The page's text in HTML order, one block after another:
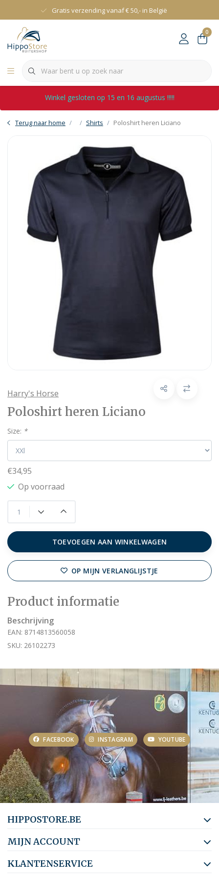
Gratis verzending vanaf € 50,- in België
0
Winkel gesloten op 15 en 16 augustus !!!!!
Terug naar home Shirts Poloshirt heren Liciano
Harry's Horse
Poloshirt heren Liciano
Size: *
€34,95
Op voorraad
TOEVOEGEN AAN WINKELWAGEN
OP MIJN VERLANGLIJSTJE
Product informatie
Beschrijving
EAN: 8714813560058
SKU: 26102273
FACEBOOK INSTAGRAM YOUTUBE
HIPPOSTORE.BE
MIJN ACCOUNT
KLANTENSERVICE